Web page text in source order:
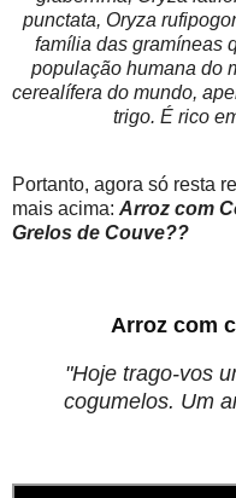
punctata, Oryza
família das gramíneas
população humana do
cerealífera do mundo,
trigo. É rico
Portanto, agora só resta
mais acima: Arroz com
Grelos de Couve??
Arroz com
"Hoje trago-vos
cogumelos. Um